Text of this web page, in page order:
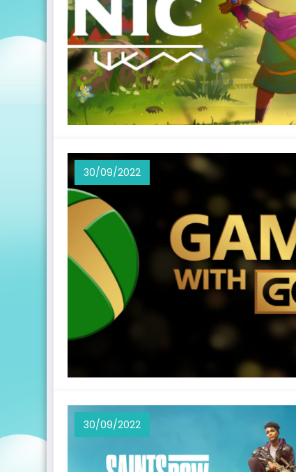
30/09/2022
30/09/2022